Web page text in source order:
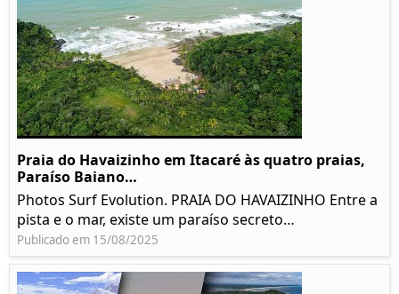
Praia do Havaizinho em Itacaré às quatro praias,
Paraíso Baiano…
Photos Surf Evolution. PRAIA DO HAVAIZINHO Entre a
pista e o mar, existe um paraíso secreto…
Publicado em 15/08/2025